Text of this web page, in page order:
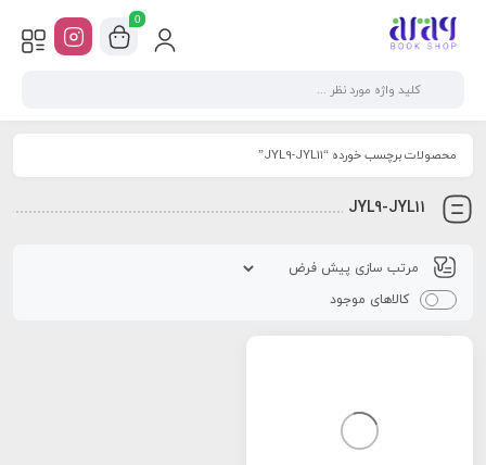
0
محصولات برچسب خورده “JYL9-JYL11”
JYL9-JYL11
کالاهای موجود